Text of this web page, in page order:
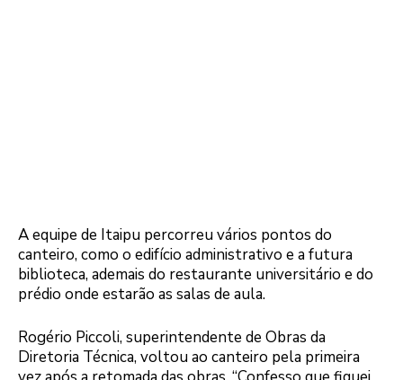
A equipe de Itaipu percorreu vários pontos do
canteiro, como o edifício administrativo e a futura
biblioteca, ademais do restaurante universitário e do
prédio onde estarão as salas de aula.
Rogério Piccoli, superintendente de Obras da
Diretoria Técnica, voltou ao canteiro pela primeira